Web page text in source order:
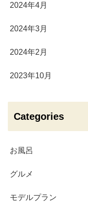
2024年4月
2024年3月
2024年2月
2023年10月
Categories
お風呂
グルメ
モデルプラン